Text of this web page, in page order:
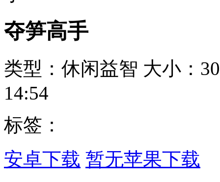
夺笋高手
类型：休闲益智 大小：
14:54
标签：
安卓下载 暂无苹果下载